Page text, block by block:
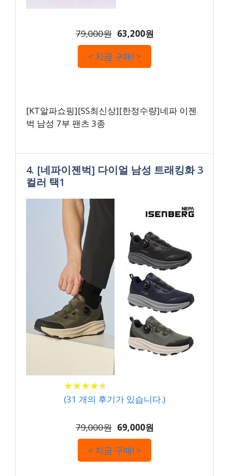
79,000원 63,200원
< 지금 구매! >
[KT알파쇼핑][SS최신상][한정수량]네파 이젠
벅 남성 7부 팬츠 3종
4. [네파이젠벅] 다이얼 남성 트래킹화 3
컬러 택1
★★★★★
★★★★★
(31 개의 후기가 있습니다.)
79,000원 69,000원
< 지금 구매! >